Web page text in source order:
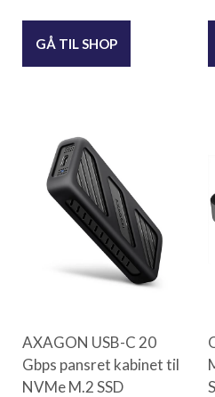
GÅ TIL SHOP
AXAGON USB-C 20
Gbps pansret kabinet til
NVMe M.2 SSD